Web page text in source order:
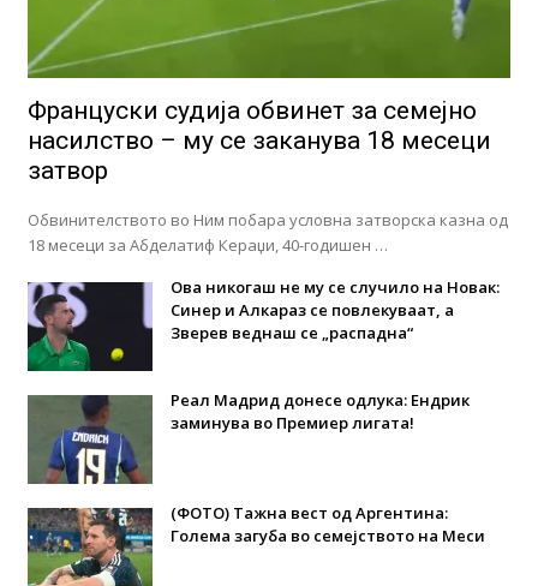
Француски судија обвинет за семејно
насилство – му се заканува 18 месеци
затвор
Обвинителството во Ним побара условна затворска казна од
18 месеци за Абделатиф Кераџи, 40-годишен …
Ова никогаш не му се случило на Новак:
Синер и Алкараз се повлекуваат, а
Зверев веднаш се „распадна“
Реал Мадрид донесе одлука: Eндрик
заминува во Премиер лигата!
(ФОТО) Тажна вест од Аргентина:
Голема загуба во семејството на Меси